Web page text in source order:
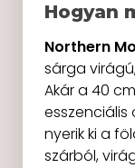
Hogyan
Northern
sárga
Akár a 40
nyerik ki a
szárból,